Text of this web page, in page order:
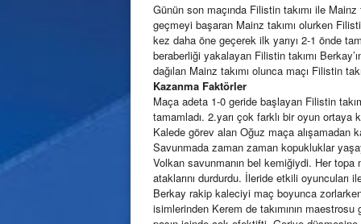
Günün son maçında Filistin takımı ile
geçmeyi başaran Mainz takımı olurken
kez daha öne geçerek ilk yarıyı 2-1 önde
beraberliği yakalayan Filistin takımı
dağılan Mainz takımı olunca maçı Filistin
Kazanma Faktörler
Maça adeta 1-0 geride başlayan Filistin
tamamladı. 2.yarı çok farklı bir oyun ortaya
Kalede görev alan Oğuz maça alışamadan
Savunmada zaman zaman kopukluklar
Volkan savunmanın bel kemiğiydi. Her
ataklarını durdurdu. İleride etkili oyuncuları
Berkay rakip kaleciyi maç boyunca zorlarken
isimlerinden Kerem de takımının maestrosu